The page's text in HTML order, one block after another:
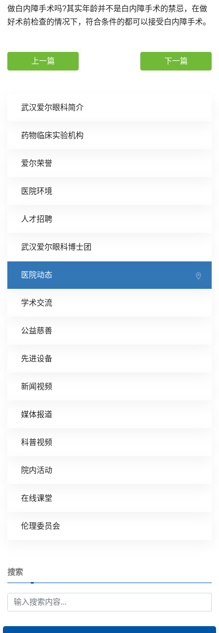
武汉爱尔眼科简介
药物临床实验机构
爱尔荣誉
医院环境
人才招聘
武汉爱尔眼科博士团
医院动态
学术交流
公益慈善
先进设备
新闻视频
媒体报道
科普视频
院内活动
在线课堂
伦理委员会
搜索
做白内障手术吗?其实年龄并不是白内障手术的禁忌，在做
好术前检查的情况下，符合条件的都可以接受白内障手术。
上一篇 下一篇